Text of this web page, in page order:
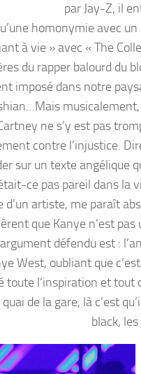
par Jay-Z, il
homonymie avec
à vie » avec « The
du rapper balourd du
imposé dans notre
ne s’y est pas
contre l’injustice.
sur un texte angélique
ce pas pareil dans la
artiste, me paraît
que Kanye n’est pas
défendu est :
West, oubliant que
l’inspiration et tout
de la gare, là c’est
black,